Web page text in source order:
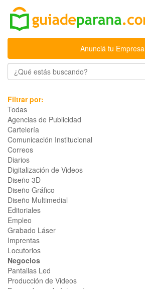
Anunciá tu Empresa
Filtrar por:
Todas
Agencias de Publicidad
Cartelería
Comunicación Institucional
Correos
Diarios
Digitalización de Videos
Diseño 3D
Diseño Gráfico
Diseño Multimedial
Editoriales
Empleo
Grabado Láser
Imprentas
Locutorios
Negocios
Pantallas Led
Producción de Videos